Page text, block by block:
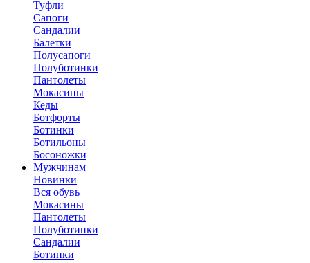
Туфли
Сапоги
Сандалии
Балетки
Полусапоги
Полуботинки
Пантолеты
Мокасины
Кеды
Ботфорты
Ботинки
Ботильоны
Босоножки
Мужчинам
Новинки
Вся обувь
Мокасины
Пантолеты
Полуботинки
Сандалии
Ботинки